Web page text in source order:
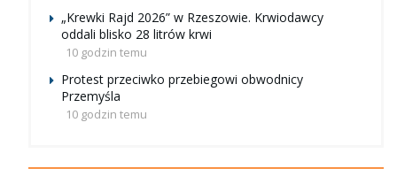
„Krewki Rajd 2026” w Rzeszowie. Krwiodawcy
oddali blisko 28 litrów krwi
10 godzin temu
Protest przeciwko przebiegowi obwodnicy
Przemyśla
10 godzin temu